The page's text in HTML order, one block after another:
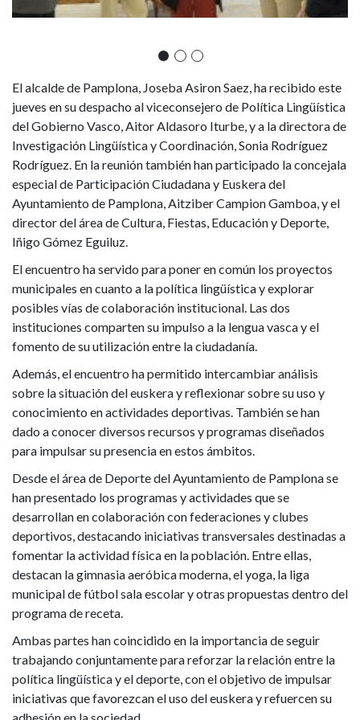
y
Coordinación
del
Gobierno
Vasco
El alcalde de Pamplona, Joseba Asiron Saez, ha recibido este
jueves en su despacho al viceconsejero de Política Lingüística
del Gobierno Vasco, Aitor Aldasoro Iturbe, y a la directora de
Investigación Lingüística y Coordinación, Sonia Rodríguez
Rodríguez. En la reunión también han participado la concejala
especial de Participación Ciudadana y Euskera del
Ayuntamiento de Pamplona, Aitziber Campion Gamboa, y el
director del área de Cultura, Fiestas, Educación y Deporte,
Iñigo Gómez Eguiluz.
El encuentro ha servido para poner en común los proyectos
municipales en cuanto a la política lingüística y explorar
posibles vías de colaboración institucional. Las dos
instituciones comparten su impulso a la lengua vasca y el
fomento de su utilización entre la ciudadanía.
Además, el encuentro ha permitido intercambiar análisis
sobre la situación del euskera y reflexionar sobre su uso y
conocimiento en actividades deportivas. También se han
dado a conocer diversos recursos y programas diseñados
para impulsar su presencia en estos ámbitos.
Desde el área de Deporte del Ayuntamiento de Pamplona se
han presentado los programas y actividades que se
desarrollan en colaboración con federaciones y clubes
deportivos, destacando iniciativas transversales destinadas a
fomentar la actividad física en la población. Entre ellas,
destacan la gimnasia aeróbica moderna, el yoga, la liga
municipal de fútbol sala escolar y otras propuestas dentro del
programa de receta.
Ambas partes han coincidido en la importancia de seguir
trabajando conjuntamente para reforzar la relación entre la
política lingüística y el deporte, con el objetivo de impulsar
iniciativas que favorezcan el uso del euskera y refuercen su